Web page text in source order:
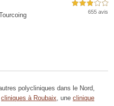
3,0 étoiles sur 5
655 avis
polycliniques dans le Nord,
cliniques à Roubaix, une clinique